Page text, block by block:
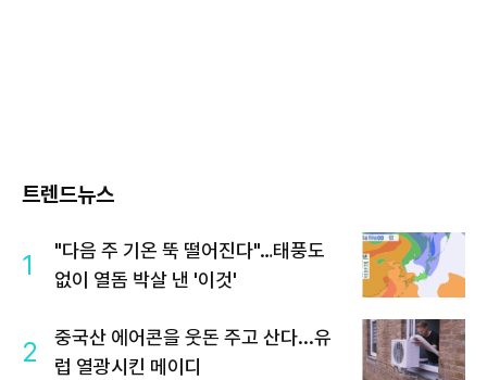
트렌드뉴스
1
"다음 주 기온 뚝 떨어진다"…태풍도
없이 열돔 박살 낸 '이것'
2
중국산 에어콘을 웃돈 주고 산다...유
럽 열광시킨 메이디